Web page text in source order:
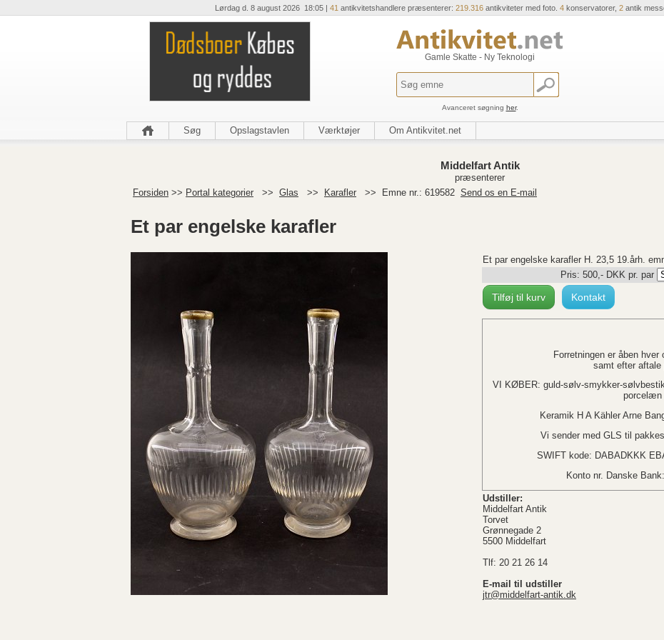
Lørdag d. 8 august 2026 18:05 | 41 antikvitetshandlere præsenterer: 219.316antikviteter med foto. 4konservatorer, 2antik
Gamle Skatte - Ny Teknologi
Avanceret søgning her.
Søg Opslagstavlen Værktøjer Om Antikvitet.net
Middelfart Antik
præsenterer
Forsiden >> Portal kategorier >> Glas >> Karafler >> Emne nr.: 619582 Send os en E-mail
Et par engelske karafler
Et par engelske karafler H. 23,5 19.årh.
Pris: 500,- DKK pr. par
Tilføj til kurv Kontakt
Forretningen er åben hver
samt efter aftale
VI KØBER: guld-sølv-smykker-
porcelæn
Keramik H A Kähler Arne
Vi sender med GLS til
SWIFT kode: DABADKKK
Konto nr. Danske
Udstiller:
Middelfart Antik
Torvet
Grønnegade 2
5500 Middelfart
Tlf: 20 21 26 14
E-mail til udstiller
jtr@middelfart-antik.dk